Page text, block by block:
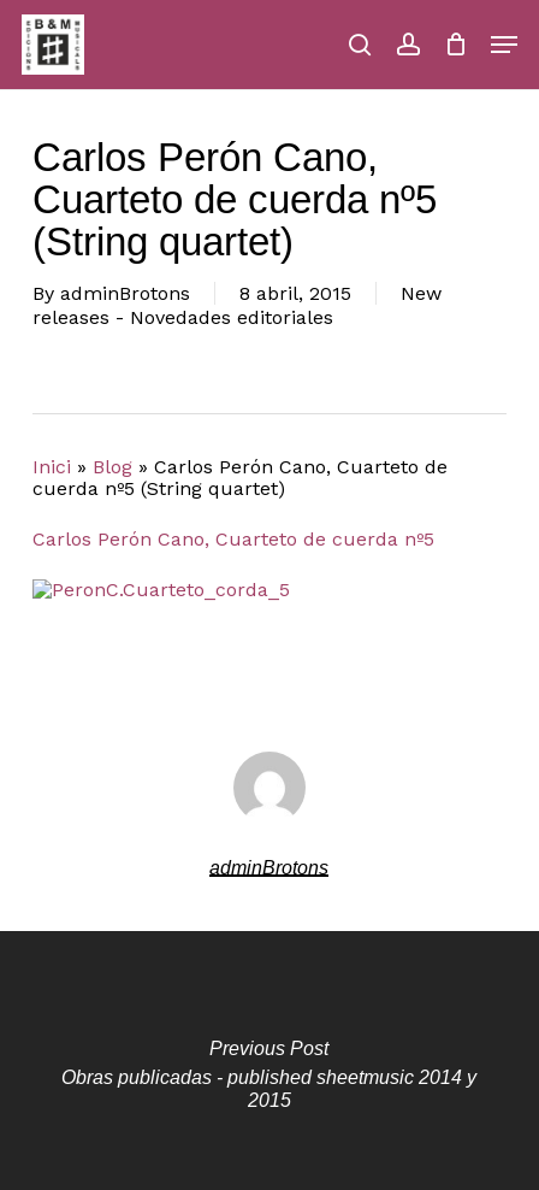
Skip
main
content
searchaccount
Close
Carlos Perón Cano,
Cuarteto de cuerda nº5
(String quartet)
By adminBrotons 8 abril, 2015
New
releases - Novedades editoriales
Inici » Blog» Carlos Perón Cano, Cuarteto de
cuerda nº5 (String quartet)
Carlos Perón Cano, Cuarteto de cuerda nº5
adminBrotons
Previous Post
Obras publicadas - published sheetmusic 2014 y
2015
Menu